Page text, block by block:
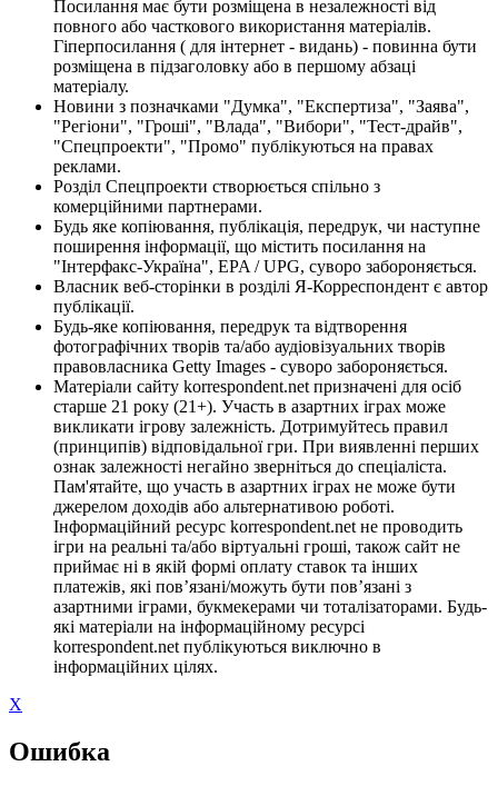
Посилання має бути розміщена в незалежності від
повного або часткового використання матеріалів.
Гіперпосилання ( для інтернет - видань) - повинна бути
розміщена в підзаголовку або в першому абзаці
матеріалу.
Новини з позначками "Думка", "Експертиза", "Заява",
"Регіони", "Гроші", "Влада", "Вибори", "Тест-драйв",
"Спецпроекти", "Промо" публікуються на правах
реклами.
Розділ Спецпроекти створюється спільно з
комерційними партнерами.
Будь яке копіювання, публікація, передрук, чи наступне
поширення інформації, що містить посилання на
"Інтерфакс-Україна", EPA / UPG, суворо забороняється.
Власник веб-сторінки в розділі Я-Корреспондент є автор
публікації.
Будь-яке копіювання, передрук та відтворення
фотографічних творів та/або аудіовізуальних творів
правовласника Getty Images - суворо забороняється.
Матеріали сайту korrespondent.net призначені для осіб
старше 21 року (21+). Участь в азартних іграх може
викликати ігрову залежність. Дотримуйтесь правил
(принципів) відповідальної гри. При виявленні перших
ознак залежності негайно зверніться до спеціаліста.
Пам'ятайте, що участь в азартних іграх не може бути
джерелом доходів або альтернативою роботі.
Інформаційний ресурс korrespondent.net не проводить
ігри на реальні та/або віртуальні гроші, також сайт не
приймає ні в якій формі оплату ставок та інших
платежів, які пов’язані/можуть бути пов’язані з
азартними іграми, букмекерами чи тоталізаторами. Будь-
які матеріали на інформаційному ресурсі
korrespondent.net публікуються виключно в
інформаційних цілях.
X
Ошибка